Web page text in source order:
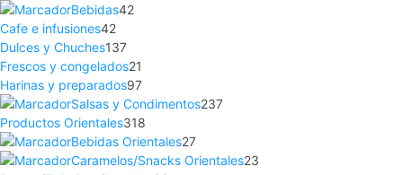
Bebidas42
Cafe e infusiones42
Dulces y Chuches137
Frescos y congelados21
Harinas y preparados97
Salsas y Condimentos237
Productos Orientales318
Bebidas Orientales27
Caramelos/Snacks Orientales23